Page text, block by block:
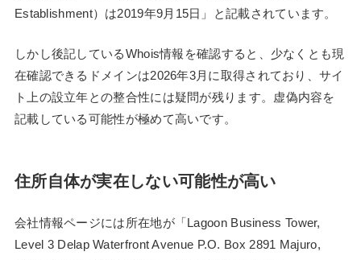
Establishment）は2019年9月15日」と記載されています。
しかし後記しているWhois情報を確認すると、少なくとも現
在確認できるドメインは2026年3月に取得されており、サイ
ト上の設立年との整合性には疑問が残ります。虚偽内容を
記載している可能性が極めて高いです。
住所自体が実在しない可能性が高い
会社情報ページには所在地が「Lagoon Business Tower,
Level 3 Delap Waterfront Avenue P.O. Box 2891 Majuro,